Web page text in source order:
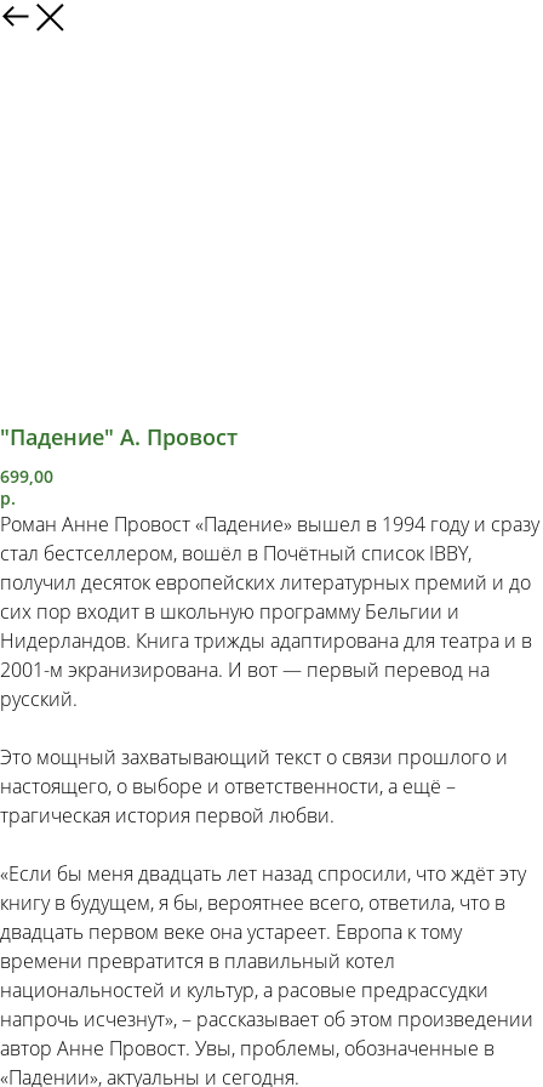
"Падение" А. Провост
699,00
р.
Роман Анне Провост «Падение» вышел в 1994 году и сразу
стал бестселлером, вошёл в Почётный список IBBY,
получил десяток европейских литературных премий и до
сих пор входит в школьную программу Бельгии и
Нидерландов. Книга трижды адаптирована для театра и в
2001-м экранизирована. И вот — первый перевод на
русский.
Это мощный захватывающий текст о связи прошлого и
настоящего, о выборе и ответственности, а ещё –
трагическая история первой любви.
«Если бы меня двадцать лет назад спросили, что ждёт эту
книгу в будущем, я бы, вероятнее всего, ответила, что в
двадцать первом веке она устареет. Европа к тому
времени превратится в плавильный котел
национальностей и культур, а расовые предрассудки
напрочь исчезнут», – рассказывает об этом произведении
автор Анне Провост. Увы, проблемы, обозначенные в
«Падении», актуальны и сегодня.